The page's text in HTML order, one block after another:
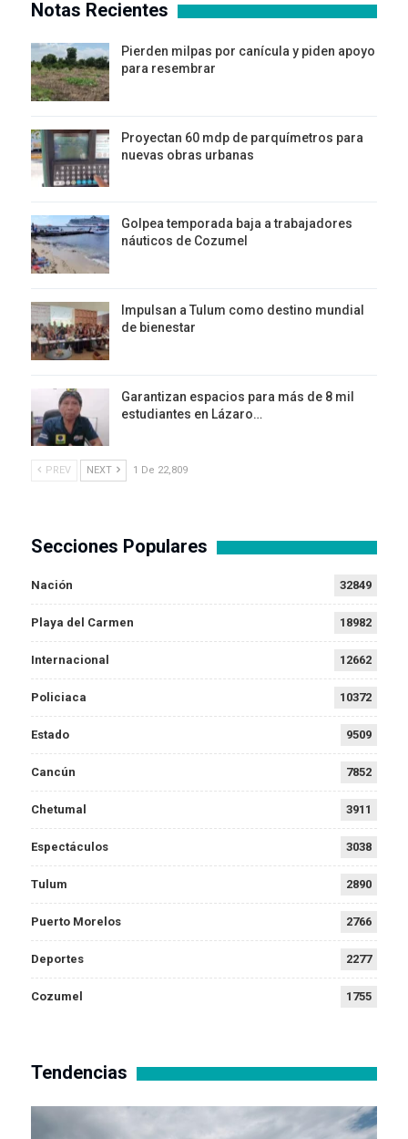
Notas Recientes
Pierden milpas por canícula y piden apoyo
para resembrar
Proyectan 60 mdp de parquímetros para
nuevas obras urbanas
Golpea temporada baja a trabajadores
náuticos de Cozumel
Impulsan a Tulum como destino mundial
de bienestar
Garantizan espacios para más de 8 mil
estudiantes en Lázaro…
PREV NEXT 1 De 22,809
Secciones Populares
Nación 32849
Playa del Carmen 18982
Internacional 12662
Policiaca 10372
Estado 9509
Cancún 7852
Chetumal 3911
Espectáculos 3038
Tulum 2890
Puerto Morelos 2766
Deportes 2277
Cozumel 1755
Tendencias